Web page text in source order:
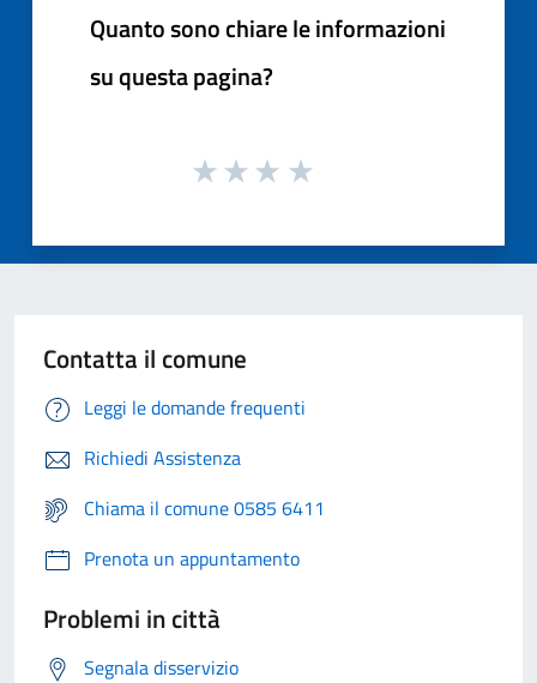
Quanto sono chiare le informazioni
su questa pagina?
Contatta il comune
Leggi le domande frequenti
Richiedi Assistenza
Chiama il comune 0585 6411
Prenota un appuntamento
Problemi in città
Segnala disservizio